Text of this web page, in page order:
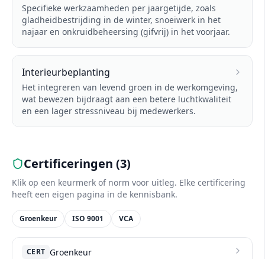
Specifieke werkzaamheden per jaargetijde, zoals
gladheidbestrijding in de winter, snoeiwerk in het
najaar en onkruidbeheersing (gifvrij) in het voorjaar.
Interieurbeplanting
Het integreren van levend groen in de werkomgeving,
wat bewezen bijdraagt aan een betere luchtkwaliteit
en een lager stressniveau bij medewerkers.
Certificeringen (3)
Klik op een keurmerk of norm voor uitleg. Elke certificering
heeft een eigen pagina in de kennisbank.
Groenkeur ISO 9001 VCA
CERT Groenkeur